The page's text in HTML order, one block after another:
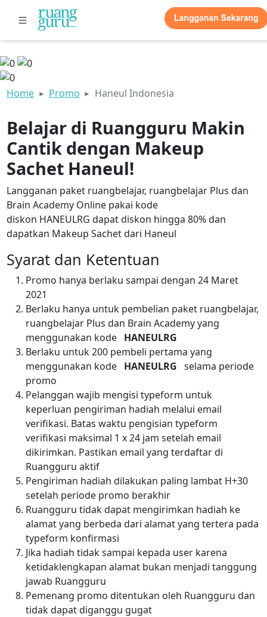
Home Promo Haneul Indonesia
Belajar di Ruangguru Makin
Cantik dengan Makeup
Sachet Haneul!
Langganan paket ruangbelajar, ruangbelajar Plus dan
Brain Academy Online pakai kode
diskon HANEULRG dapat diskon hingga 80% dan
dapatkan Makeup Sachet dari Haneul
Syarat dan Ketentuan
Promo hanya berlaku sampai dengan 24 Maret
2021
Berlaku hanya untuk pembelian paket ruangbelajar,
ruangbelajar Plus dan Brain Academy yang
menggunakan kode HANEULRG
Berlaku untuk 200 pembeli pertama yang
menggunakan kode HANEULRG selama periode
promo
Pelanggan wajib mengisi typeform untuk
keperluan pengiriman hadiah melalui email
verifikasi. Batas waktu pengisian typeform
verifikasi maksimal 1 x 24 jam setelah email
dikirimkan. Pastikan email yang terdaftar di
Ruangguru aktif
Pengiriman hadiah dilakukan paling lambat H+30
setelah periode promo berakhir
Ruangguru tidak dapat mengirimkan hadiah ke
alamat yang berbeda dari alamat yang tertera pada
typeform konfirmasi
Jika hadiah tidak sampai kepada user karena
ketidaklengkapan alamat bukan menjadi tanggung
jawab Ruangguru
Pemenang promo ditentukan oleh Ruangguru dan
tidak dapat diganggu gugat